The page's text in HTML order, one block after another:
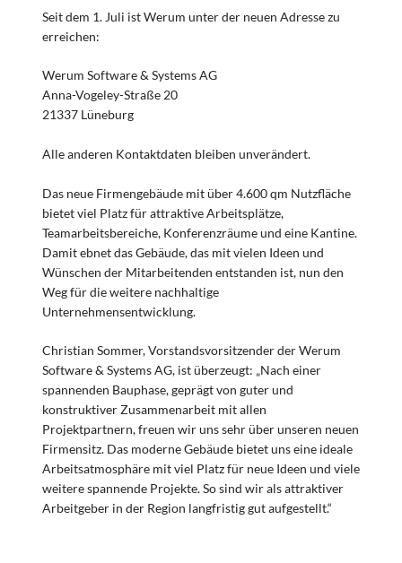
Seit dem 1. Juli ist Werum unter der neuen Adresse zu
erreichen:
Werum Software & Systems AG
Anna-Vogeley-Straße 20
21337 Lüneburg
Alle anderen Kontaktdaten bleiben unverändert.
Das neue Firmengebäude mit über 4.600 qm Nutzfläche
bietet viel Platz für attraktive Arbeitsplätze,
Teamarbeitsbereiche, Konferenzräume und eine Kantine.
Damit ebnet das Gebäude, das mit vielen Ideen und
Wünschen der Mitarbeitenden entstanden ist, nun den
Weg für die weitere nachhaltige
Unternehmensentwicklung.
Christian Sommer, Vorstandsvorsitzender der Werum
Software & Systems AG, ist überzeugt: „Nach einer
spannenden Bauphase, geprägt von guter und
konstruktiver Zusammenarbeit mit allen
Projektpartnern, freuen wir uns sehr über unseren neuen
Firmensitz. Das moderne Gebäude bietet uns eine ideale
Arbeitsatmosphäre mit viel Platz für neue Ideen und viele
weitere spannende Projekte. So sind wir als attraktiver
Arbeitgeber in der Region langfristig gut aufgestellt.“